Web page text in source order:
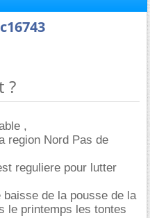
?
,
region Nord Pas de
reguliere pour lutter
de la pousse de la
le printemps les tontes